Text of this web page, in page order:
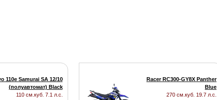
110e Samurai SA 12/10
(полуавтомат) Black
110 см.куб. 7.1 л.с.
Racer RC300-GY8X Panther
Blue
270 см.куб. 19.7 л.с.